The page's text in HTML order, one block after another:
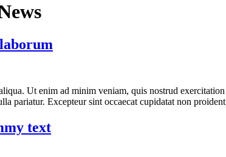
Ut enim ad minim veniam, quis nostrud
pariatur. Excepteur sint occaecat cupidatat non
text